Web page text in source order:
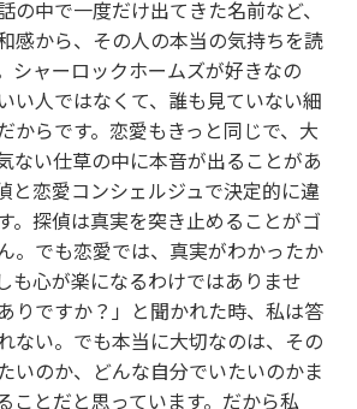
の中で一度だけ出てきた名前など、
感から、その人の本当の気持ちを読
シャーロックホームズが好きなの
い人ではなくて、誰も見ていない細
からです。恋愛もきっと同じで、大
ない仕草の中に本音が出ることがあ
と恋愛コンシェルジュで決定的に違
。探偵は真実を突き止めることがゴ
。でも恋愛では、真実がわかったか
も心が楽になるわけではありませ
りですか？」と聞かれた時、私は答
ない。でも本当に大切なのは、その
いのか、どんな自分でいたいのかま
ことだと思っています。だから私